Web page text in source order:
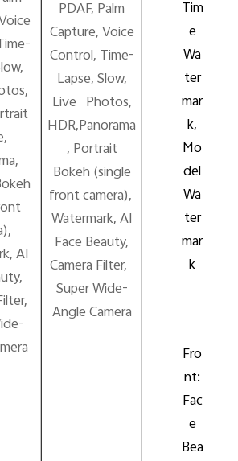
Tim
e
Wa
ter
mar
k,
Mo
del
Wa
ter
mar
k
Fro
nt:
Fac
e
Bea
PDAF, Palm
Capture, Voice
Control, Time-
Lapse, Slow,
Live Photos,
HDR,Panorama
, Portrait
Bokeh (single
front camera),
Watermark, AI
Face Beauty,
Camera Filter,
Super Wide-
Angle Camera
AI